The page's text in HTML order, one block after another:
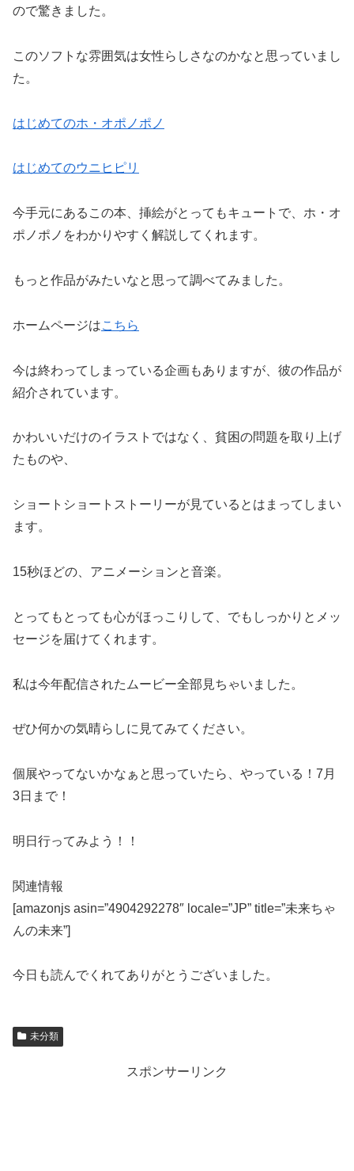
ので驚きました。
このソフトな雰囲気は女性らしさなのかなと思っていまし
た。
はじめてのホ・オポノポノ
はじめてのウニヒピリ
今手元にあるこの本、挿絵がとってもキュートで、ホ・オ
ポノポノをわかりやすく解説してくれます。
もっと作品がみたいなと思って調べてみました。
ホームページはこちら
今は終わってしまっている企画もありますが、彼の作品が
紹介されています。
かわいいだけのイラストではなく、貧困の問題を取り上げ
たものや、
ショートショートストーリーが見ているとはまってしまい
ます。
15秒ほどの、アニメーションと音楽。
とってもとっても心がほっこりして、でもしっかりとメッ
セージを届けてくれます。
私は今年配信されたムービー全部見ちゃいました。
ぜひ何かの気晴らしに見てみてください。
個展やってないかなぁと思っていたら、やっている！7月
3日まで！
明日行ってみよう！！
関連情報
[amazonjs asin=”4904292278″ locale=”JP” title=”未来ちゃ
んの未来”]
今日も読んでくれてありがとうございました。
未分類
スポンサーリンク